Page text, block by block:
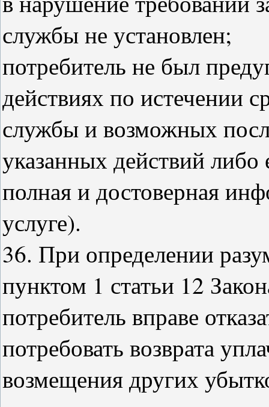
службы не установлен;
потребитель не был
действиях по истечении
службы и возможных
указанных действий
полная и достоверная
услуге).
36. При определении
пунктом 1 статьи 12
потребитель вправе
потребовать возврата
возмещения других